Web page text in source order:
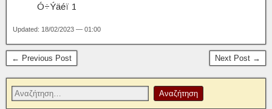
Ó÷Ýäéï 1
Updated: 18/02/2023 — 01:00
← Previous Post Next Post →